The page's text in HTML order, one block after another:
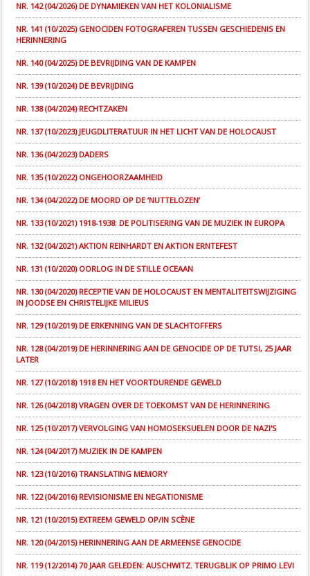
NR. 142 (04/2026) DE DYNAMIEKEN VAN HET KOLONIALISME
NR. 141 (10/2025) GENOCIDEN FOTOGRAFEREN TUSSEN GESCHIEDENIS EN
HERINNERING
NR. 140 (04/2025) DE BEVRIJDING VAN DE KAMPEN
NR. 139 (10/2024) DE BEVRIJDING
NR. 138 (04/2024) RECHTZAKEN
NR. 137 (10/2023) JEUGDLITERATUUR IN HET LICHT VAN DE HOLOCAUST
NR. 136 (04/2023) DADERS
NR. 135 (10/2022) ONGEHOORZAAMHEID
NR. 134 (04/2022) DE MOORD OP DE ‘NUTTELOZEN’
NR. 133 (10/2021) 1918-1938: DE POLITISERING VAN DE MUZIEK IN EUROPA
NR. 132 (04/2021) AKTION REINHARDT EN AKTION ERNTEFEST
NR. 131 (10/2020) OORLOG IN DE STILLE OCEAAN
NR. 130 (04/2020) RECEPTIE VAN DE HOLOCAUST EN MENTALITEITSWIJZIGING
IN JOODSE EN CHRISTELIJKE MILIEUS
NR. 129 (10/2019) DE ERKENNING VAN DE SLACHTOFFERS
NR. 128 (04/2019) DE HERINNERING AAN DE GENOCIDE OP DE TUTSI, 25 JAAR
LATER
NR. 127 (10/2018) 1918 EN HET VOORTDURENDE GEWELD
NR. 126 (04/2018) VRAGEN OVER DE TOEKOMST VAN DE HERINNERING
NR. 125 (10/2017) VERVOLGING VAN HOMOSEKSUELEN DOOR DE NAZI'S
NR. 124 (04/2017) MUZIEK IN DE KAMPEN
NR. 123 (10/2016) TRANSLATING MEMORY
NR. 122 (04/2016) REVISIONISME EN NEGATIONISME
NR. 121 (10/2015) EXTREEM GEWELD OP/IN SCÈNE
NR. 120 (04/2015) HERINNERING AAN DE ARMEENSE GENOCIDE
NR. 119 (12/2014) 70 JAAR GELEDEN: AUSCHWITZ. TERUGBLIK OP PRIMO LEVI